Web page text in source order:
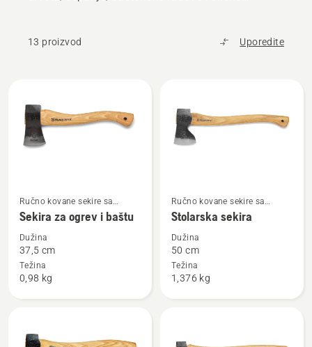
13 proizvod Uporedite
sve
proizvode
Pogledajte
više
detalja
Sekira
za
baštu
Ručno kovane sekire sa
drvenom drškom
Sekira za ogrev i baštu
Dužina
37,5 cm
Težina
0,98 kg
Pogledajte
više
detalja
Stolarska
sekira
Ručno kovane sekire sa
drvenom drškom
Stolarska sekira
Dužina
50 cm
Težina
1,376 kg